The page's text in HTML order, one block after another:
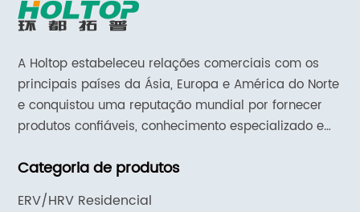
A Holtop estabeleceu relações comerciais com os
principais países da Ásia, Europa e América do Norte
e conquistou uma reputação mundial por fornecer
produtos confiáveis, conhecimento especializado em
Categoria de produtos
ERV/HRV Residencial